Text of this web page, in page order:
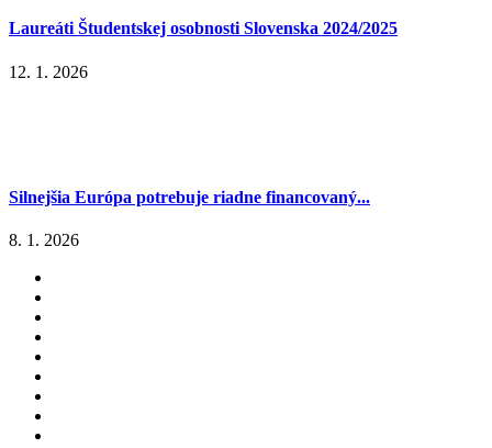
Laureáti Študentskej osobnosti Slovenska 2024/2025
12. 1. 2026
Silnejšia Európa potrebuje riadne financovaný...
8. 1. 2026